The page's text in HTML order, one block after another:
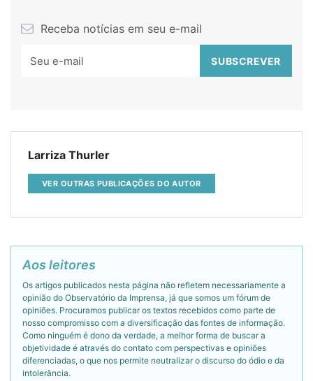
Receba notícias em seu e-mail
Larriza Thurler
VER OUTRAS PUBLICAÇÕES DO AUTOR
Aos leitores
Os artigos publicados nesta página não refletem necessariamente a
opinião do Observatório da Imprensa, já que somos um fórum de
opiniões. Procuramos publicar os textos recebidos como parte de
nosso compromisso com a diversificação das fontes de informação.
Como ninguém é dono da verdade, a melhor forma de buscar a
objetividade é através do contato com perspectivas e opiniões
diferenciadas, o que nos permite neutralizar o discurso do ódio e da
intolerância.